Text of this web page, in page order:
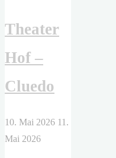
Theater
Hof –
Cluedo
10. Mai 2026 11.
Mai 2026